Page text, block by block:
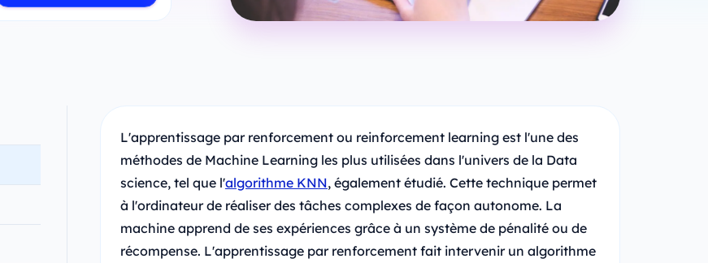
L'apprentissage par renforcement ou reinforcement learning est l'une des
méthodes de Machine Learning les plus utilisées dans l'univers de la Data
science, tel que l'algorithme KNN, également étudié. Cette technique permet
à l'ordinateur de réaliser des tâches complexes de façon autonome. La
machine apprend de ses expériences grâce à un système de pénalité ou de
récompense. L'apprentissage par renforcement fait intervenir un algorithme